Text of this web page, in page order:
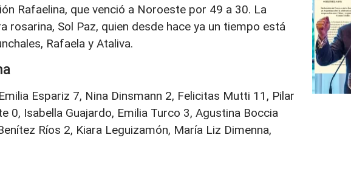
Rafaelina, que venció a Noroeste por 49 a 30. La
rosarina, Sol Paz, quien desde hace ya un tiempo está
Rafaela y Ataliva.
Espariz 7, Nina Dinsmann 2, Felicitas Mutti 11, Pilar
0, Isabella Guajardo, Emilia Turco 3, Agustina Boccia
Ríos 2, Kiara Leguizamón, María Liz Dimenna,